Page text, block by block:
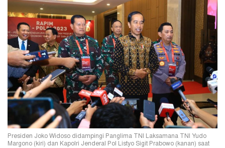
Presiden Joko Widoso didampingi Panglima TNI Laksamana TNI Yudo
Margono (kiri) dan Kapolri Jenderal Pol Listyo Sigit Prabowo (kanan) saat